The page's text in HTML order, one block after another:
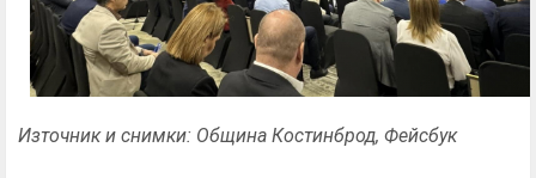
Източник и снимки: Община Костинброд, Фейсбук